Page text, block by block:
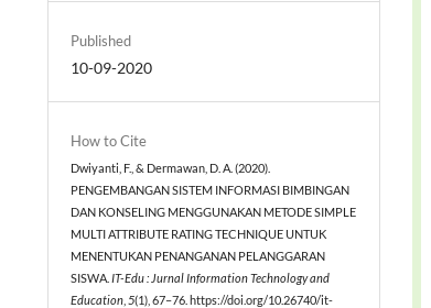
Published
10-09-2020
How to Cite
Dwiyanti, F., & Dermawan, D. A. (2020).
PENGEMBANGAN SISTEM INFORMASI BIMBINGAN
DAN KONSELING MENGGUNAKAN METODE SIMPLE
MULTI ATTRIBUTE RATING TECHNIQUE UNTUK
MENENTUKAN PENANGANAN PELANGGARAN
SISWA.IT-Edu : Jurnal Information Technology and
Education ,5(1), 67–76. https://doi.org/10.26740/it-